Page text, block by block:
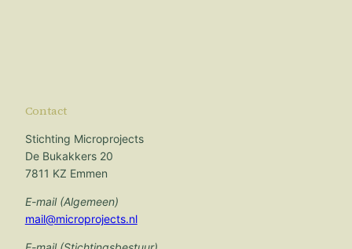
Contact
Stichting Microprojects
De Bukakkers 20
7811 KZ Emmen
E-mail (Algemeen)
mail@microprojects.nl